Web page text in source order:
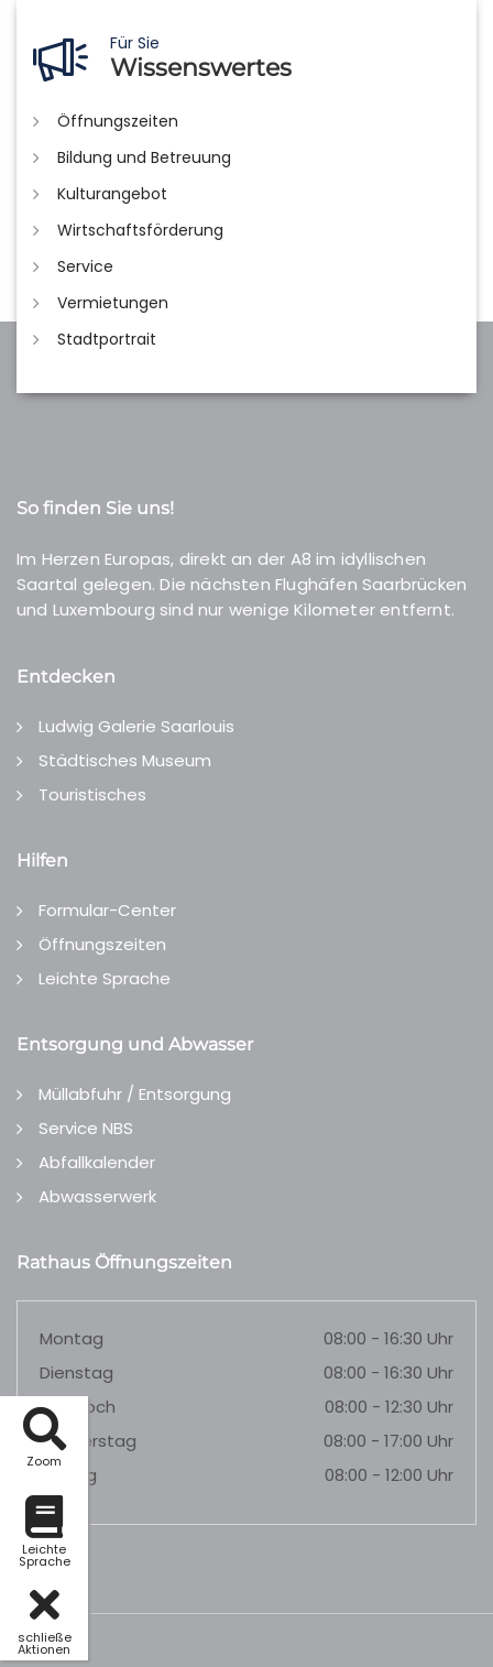
Zoom
Leichte
Sprache
schließe
Aktionen
Für Sie
Wissenswertes
Öffnungszeiten
Bildung und Betreuung
Kulturangebot
Wirtschaftsförderung
Service
Vermietungen
Stadtportrait
So finden Sie uns!
Im Herzen Europas, direkt an der A8 im idyllischen
Saartal gelegen. Die nächsten Flughäfen Saarbrücken
und Luxembourg sind nur wenige Kilometer entfernt.
Entdecken
Ludwig Galerie Saarlouis
Städtisches Museum
Touristisches
Hilfen
Formular-Center
Öffnungszeiten
Leichte Sprache
Entsorgung und Abwasser
Müllabfuhr / Entsorgung
Service NBS
Abfallkalender
Abwasserwerk
Rathaus Öffnungszeiten
Montag
08:00 - 16:30 Uhr
Dienstag
08:00 - 16:30 Uhr
Mittwoch
08:00 - 12:30 Uhr
Donnerstag
08:00 - 17:00 Uhr
Freitag
08:00 - 12:00 Uhr